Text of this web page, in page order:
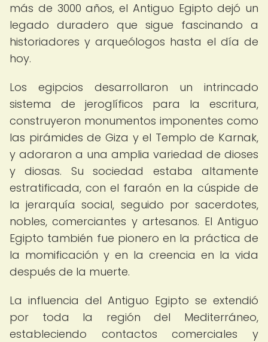
más de 3000 años, el Antiguo Egipto dejó un
legado duradero que sigue fascinando a
historiadores y arqueólogos hasta el día de
hoy.
Los egipcios desarrollaron un intrincado
sistema de jeroglíficos para la escritura,
construyeron monumentos imponentes como
las pirámides de Giza y el Templo de Karnak,
y adoraron a una amplia variedad de dioses
y diosas. Su sociedad estaba altamente
estratificada, con el faraón en la cúspide de
la jerarquía social, seguido por sacerdotes,
nobles, comerciantes y artesanos. El Antiguo
Egipto también fue pionero en la práctica de
la momificación y en la creencia en la vida
después de la muerte.
La influencia del Antiguo Egipto se extendió
por toda la región del Mediterráneo,
estableciendo contactos comerciales y